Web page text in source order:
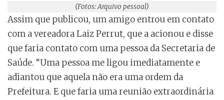
(Fotos: Arquivo pessoal)
Assim que publicou, um amigo entrou em contato
com a vereadora Laiz Perrut, que a acionou e disse
que faria contato com uma pessoa da Secretaria de
Saúde. “Uma pessoa me ligou imediatamente e
adiantou que aquela não era uma ordem da
Prefeitura. E que faria uma reunião extraordinária